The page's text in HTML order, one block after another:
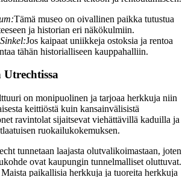
Tämä museo on oivallinen paikka tutustua
ja historian eri näkökulmiin.
Jos kaipaat uniikkeja ostoksia ja rentoa
tähän historialliseen kauppahalliin.
on monipuolinen ja tarjoaa herkkuja niin
keittiöstä kuin kansainvälisistä
ravintolat sijaitsevat viehättävillä kaduilla ja
ruokailukokemuksen.
tunnetaan laajasta olutvalikoimastaan, joten
ovat kaupungin tunnelmalliset oluttuvat.
Maista paikallisia herkkuja ja tuoreita herkkuja